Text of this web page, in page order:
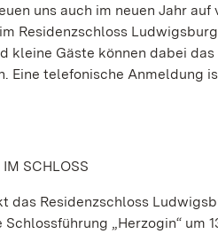
uns auch im neuen Jahr
Residenzschloss
kleine Gäste können dabei
Eine telefonische Anmeldung
IM SCHLOSS
das Residenzschloss
„Herzogin“ um